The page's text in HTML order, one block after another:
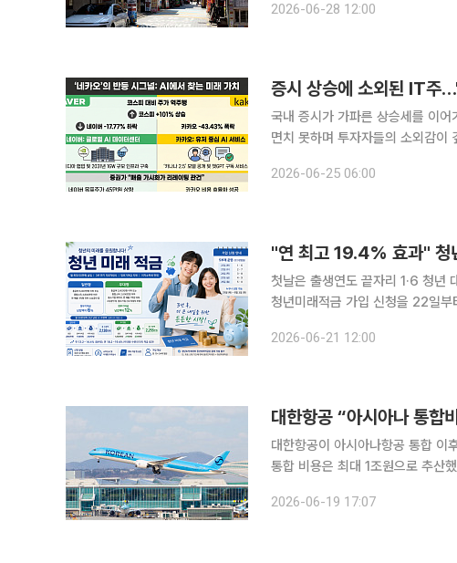
한 결과, 전년 동기 대비 10.6% 증
2026-06-28 12:00
증시 상승에 소외된 IT주
국내 증시가 가파른 상승세를 이
면치 못하며 투자자들의 소외감이 깊어지고 있다. 25일 한국거래소에
상승률은 101% 넘어섰다. 반면 같
2026-06-25 06:00
"연 최고 19.4% 효과" 청
첫날은 출생연도 끝자리 1·6 청년 대상
청년미래적금 가입 신청을 22일
정부기여금이 매칭되며, 일반형은
2026-06-21 12:00
대한항공이 아시아나항공 통합
통합 비용은 최대 1조원으로 추산
국투자증권 본사에서 주주설명회
2026-06-19 17:07